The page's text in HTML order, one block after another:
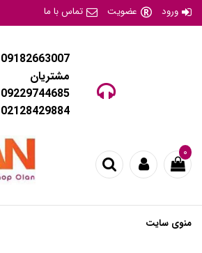
ورود عضویت تماس با ما
مشتریان
09229744685 واتساپ
02128429884 اداری
۰
منوی سایت